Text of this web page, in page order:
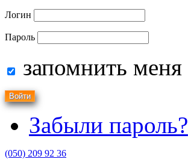
Логин
Пароль
запомнить меня
Забыли пароль?
(050) 209 92 36